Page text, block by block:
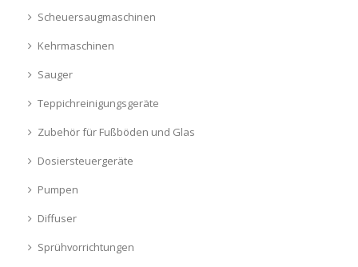
Scheuersaugmaschinen
Kehrmaschinen
Sauger
Teppichreinigungsgeräte
Zubehör für Fußböden und Glas
Dosiersteuergeräte
Pumpen
Diffuser
Sprühvorrichtungen